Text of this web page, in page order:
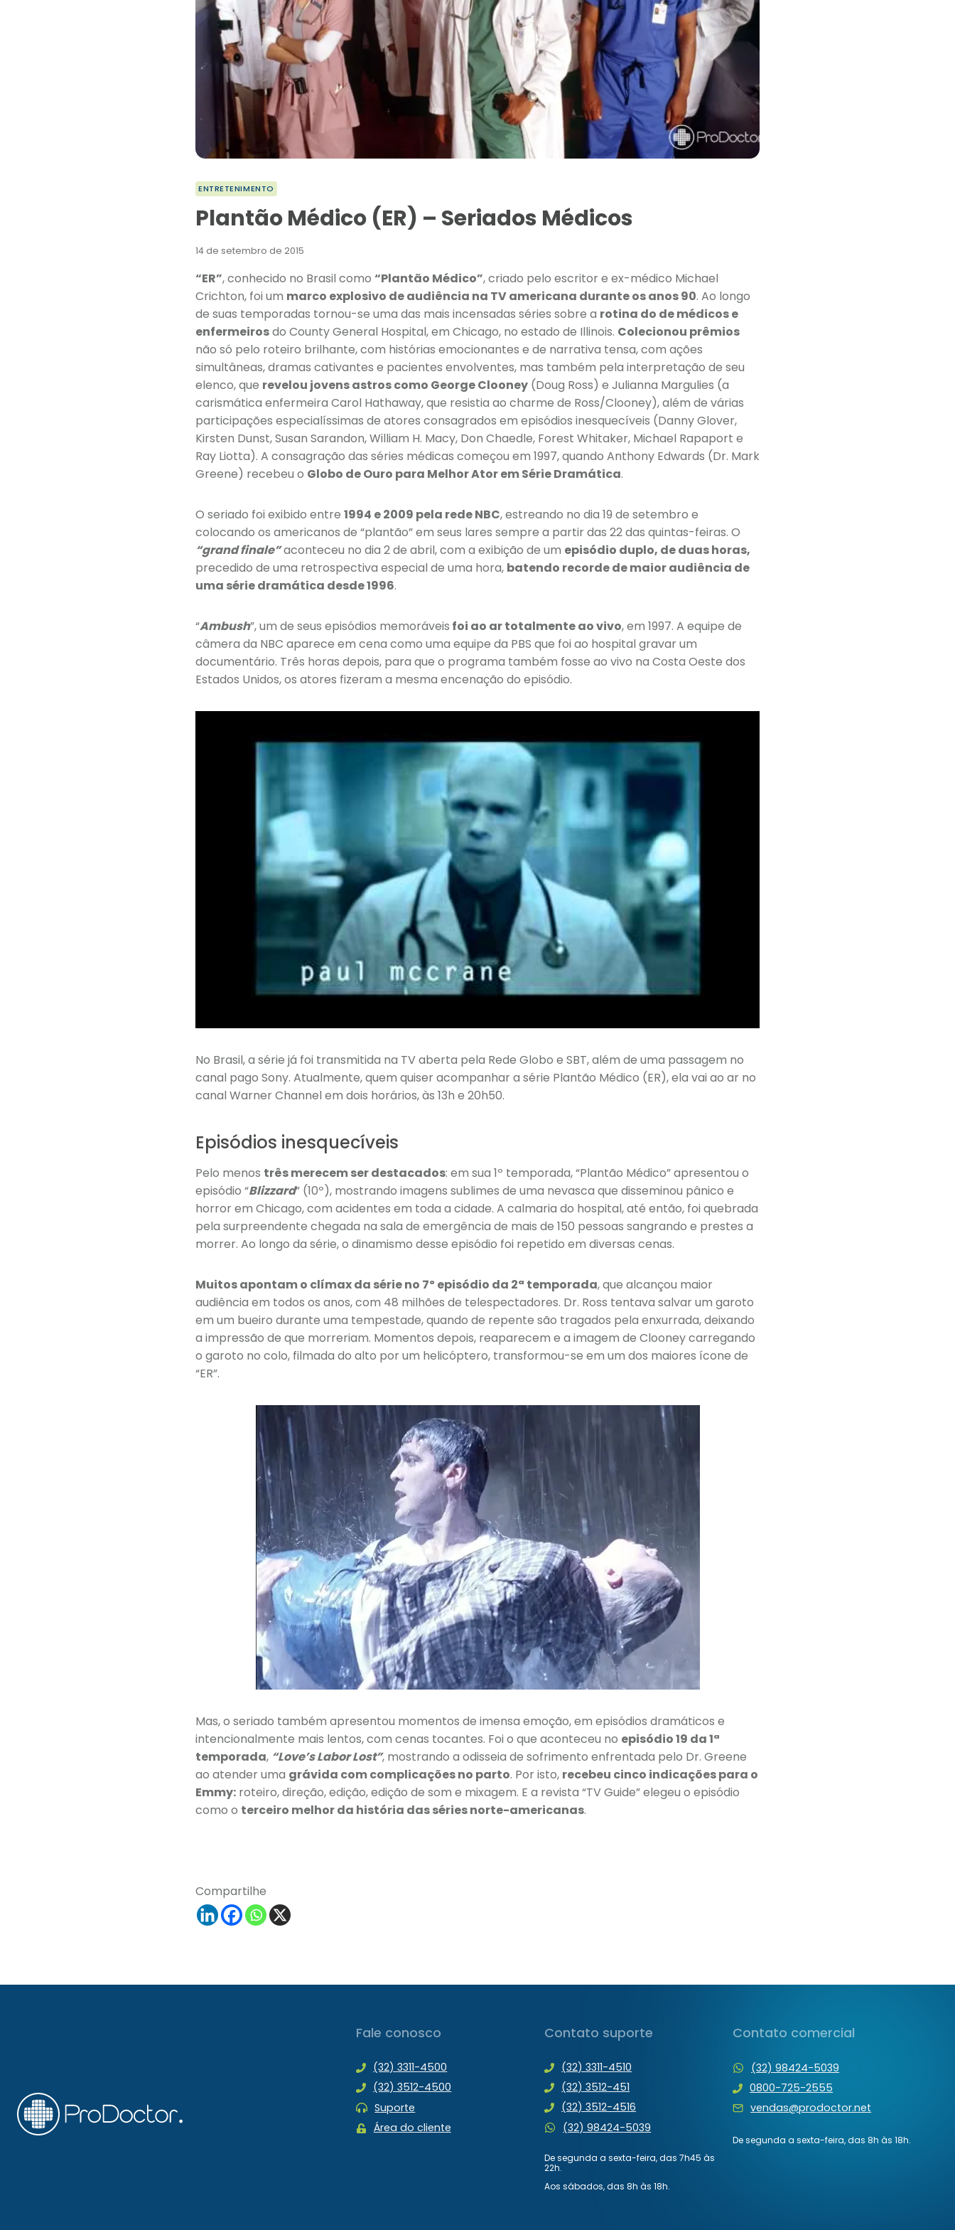
ENTRETENIMENTO
Plantão Médico (ER) – Seriados Médicos
14 de setembro de 2015
“ER”, conhecido no Brasil como “Plantão Médico”, criado pelo escritor e ex-médico Michael
Crichton, foi um marco explosivo de audiência na TV americana durante os anos 90. Ao longo
de suas temporadas tornou-se uma das mais incensadas séries sobre a rotina do de médicos e
enfermeirosdo County General Hospital, em Chicago, no estado de Illinois. Colecionou prêmios
não só pelo roteiro brilhante, com histórias emocionantes e de narrativa tensa, com ações
simultâneas, dramas cativantes e pacientes envolventes, mas também pela interpretação de seu
elenco, que revelou jovens astros como George Clooney (Doug Ross) e Julianna Margulies (a
carismática enfermeira Carol Hathaway, que resistia ao charme de Ross/Clooney), além de várias
participações especialíssimas de atores consagrados em episódios inesquecíveis (Danny Glover,
Kirsten Dunst, Susan Sarandon, William H. Macy, Don Chaedle, Forest Whitaker, Michael Rapaport e
Ray Liotta). A consagração das séries médicas começou em 1997, quando Anthony Edwards (Dr. Mark
Greene) recebeu o Globo de Ouro para Melhor Ator em Série Dramática.
O seriado foi exibido entre 1994 e 2009 pela rede NBC, estreando no dia 19 de setembro e
colocando os americanos de “plantão” em seus lares sempre a partir das 22 das quintas-feiras. O
“grand finale”aconteceu no dia 2 de abril, com a exibição de um episódio duplo, de duas horas,
precedido de uma retrospectiva especial de uma hora, batendo recorde de maior audiência de
uma série dramática desde 1996.
“Ambush”, um de seus episódios memoráveis foi ao ar totalmente ao vivo, em 1997. A equipe de
câmera da NBC aparece em cena como uma equipe da PBS que foi ao hospital gravar um
documentário. Três horas depois, para que o programa também fosse ao vivo na Costa Oeste dos
Estados Unidos, os atores fizeram a mesma encenação do episódio.
No Brasil, a série já foi transmitida na TV aberta pela Rede Globo e SBT, além de uma passagem no
canal pago Sony. Atualmente, quem quiser acompanhar a série Plantão Médico (ER), ela vai ao ar no
canal Warner Channel em dois horários, às 13h e 20h50.
Episódios inesquecíveis
Pelo menos três merecem ser destacados: em sua 1º temporada, “Plantão Médico” apresentou o
episódio “Blizzard” (10º), mostrando imagens sublimes de uma nevasca que disseminou pânico e
horror em Chicago, com acidentes em toda a cidade. A calmaria do hospital, até então, foi quebrada
pela surpreendente chegada na sala de emergência de mais de 150 pessoas sangrando e prestes a
morrer. Ao longo da série, o dinamismo desse episódio foi repetido em diversas cenas.
Muitos apontam o clímax da série no 7º episódio da 2ª temporada, que alcançou maior
audiência em todos os anos, com 48 milhões de telespectadores. Dr. Ross tentava salvar um garoto
em um bueiro durante uma tempestade, quando de repente são tragados pela enxurrada, deixando
a impressão de que morreriam. Momentos depois, reaparecem e a imagem de Clooney carregando
o garoto no colo, filmada do alto por um helicóptero, transformou-se em um dos maiores ícone de
“ER”.
Mas, o seriado também apresentou momentos de imensa emoção, em episódios dramáticos e
intencionalmente mais lentos, com cenas tocantes. Foi o que aconteceu no episódio 19 da 1ª
temporada, “Love’s Labor Lost”, mostrando a odisseia de sofrimento enfrentada pelo Dr. Greene
ao atender uma grávida com complicações no parto. Por isto, recebeu cinco indicações para o
Emmy: roteiro, direção, edição, edição de som e mixagem. E a revista “TV Guide” elegeu o episódio
como o terceiro melhor da história das séries norte-americanas.
Compartilhe
Fale conosco
(32) 3311-4500
(32) 3512-4500
Suporte
Área do cliente
Contato suporte
(32) 3311-4510
(32) 3512-451
(32) 3512-4516
(32) 98424-5039
De segunda a sexta-feira, das 7h45 às
22h.
Aos sábados, das 8h às 18h.
Contato comercial
(32) 98424-5039
0800-725-2555
vendas@prodoctor.net
De segunda a sexta-feira, das 8h às 18h.